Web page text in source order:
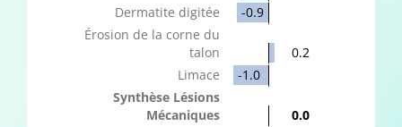
Dermatite digitée
-0.9
Érosion de la corne du
talon
0.2
Limace
-1.0
Synthèse Lésions
Mécaniques
0.0